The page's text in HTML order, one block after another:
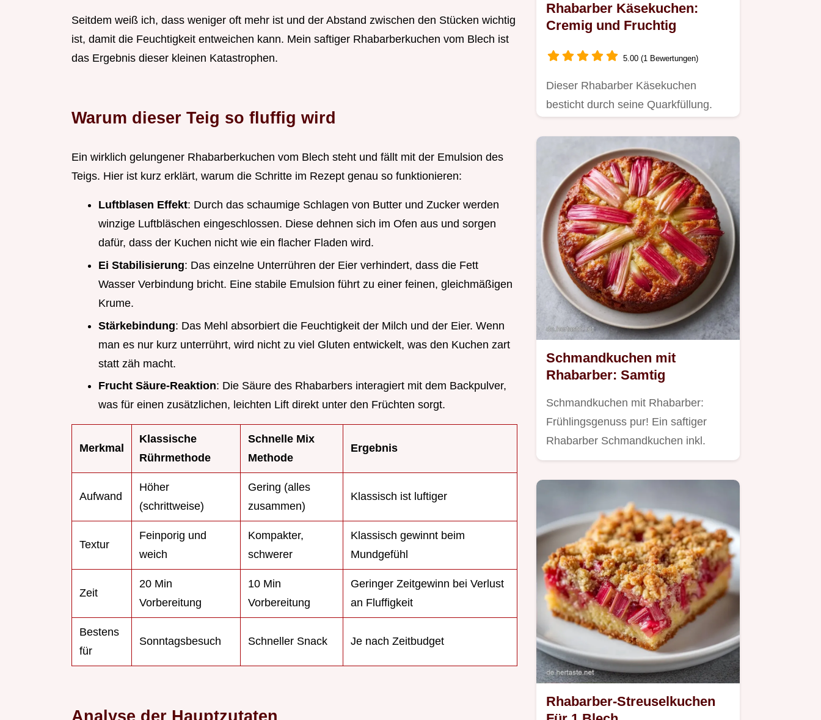
Seitdem weiß ich, dass weniger oft mehr ist und der Abstand zwischen den Stücken wichtig
ist, damit die Feuchtigkeit entweichen kann. Mein saftiger Rhabarberkuchen vom Blech ist
das Ergebnis dieser kleinen Katastrophen.
Warum dieser Teig so fluffig wird
Ein wirklich gelungener Rhabarberkuchen vom Blech steht und fällt mit der Emulsion des
Teigs. Hier ist kurz erklärt, warum die Schritte im Rezept genau so funktionieren:
Luftblasen Effekt: Durch das schaumige Schlagen von Butter und Zucker werden
winzige Luftbläschen eingeschlossen. Diese dehnen sich im Ofen aus und sorgen
dafür, dass der Kuchen nicht wie ein flacher Fladen wird.
Ei Stabilisierung: Das einzelne Unterrühren der Eier verhindert, dass die Fett
Wasser Verbindung bricht. Eine stabile Emulsion führt zu einer feinen, gleichmäßigen
Krume.
Stärkebindung: Das Mehl absorbiert die Feuchtigkeit der Milch und der Eier. Wenn
man es nur kurz unterrührt, wird nicht zu viel Gluten entwickelt, was den Kuchen zart
statt zäh macht.
Frucht Säure-Reaktion: Die Säure des Rhabarbers interagiert mit dem Backpulver,
was für einen zusätzlichen, leichten Lift direkt unter den Früchten sorgt.
Merkmal
Klassische
Rührmethode
Schnelle Mix
Methode
Ergebnis
Aufwand
Höher
(schrittweise)
Gering (alles
zusammen)
Klassisch ist luftiger
Textur
Feinporig und
weich
Kompakter,
schwerer
Klassisch gewinnt beim
Mundgefühl
Zeit
20 Min
Vorbereitung
10 Min
Vorbereitung
Geringer Zeitgewinn bei Verlust
an Fluffigkeit
Bestens
für
Sonntagsbesuch Schneller Snack Je nach Zeitbudget
Analyse der Hauptzutaten
Rhabarber Käsekuchen:
Cremig und Fruchtig
5.00 (1 Bewertungen)
Dieser Rhabarber Käsekuchen
besticht durch seine Quarkfüllung.
Schmandkuchen mit
Rhabarber: Samtig
Schmandkuchen mit Rhabarber:
Frühlingsgenuss pur! Ein saftiger
Rhabarber Schmandkuchen inkl.
Rhabarber-Streuselkuchen